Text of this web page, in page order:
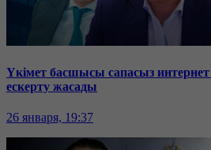
Үкімет басшысы сапасыз
ескерту жасады
26 января, 19:37